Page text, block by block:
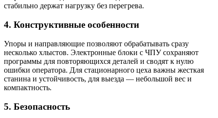
стабильно держат нагрузку без перегрева.
4. Конструктивные особенности
Упоры и направляющие позволяют обрабатывать сразу
несколько хлыстов. Электронные блоки с ЧПУ сохраняют
программы для повторяющихся деталей и сводят к нулю
ошибки оператора. Для стационарного цеха важны жесткая
станина и устойчивость, для выезда — небольшой вес и
компактность.
5. Безопасность